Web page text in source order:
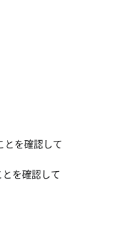
とを確認して
を確認して